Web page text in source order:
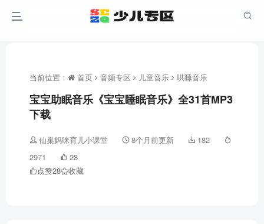
当前位置： 首页 音频专区 儿童音乐 哄睡音乐
宝宝助眠音乐《宝宝睡眠音乐》全31首MP3
下载
仙巢妈咪育儿小课堂 8个月前更新
182
2971
28
点赞28 收藏